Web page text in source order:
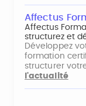
Affectus
Affectus
structurez et
Développez
formation
structurer
l'actualité